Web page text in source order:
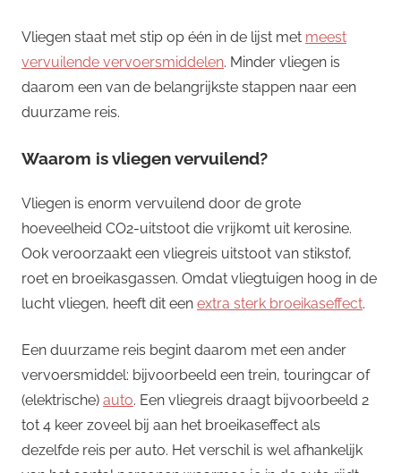
Vliegen staat met stip op één in de lijst met meest
vervuilende vervoersmiddelen. Minder vliegen is
daarom een van de belangrijkste stappen naar een
duurzame reis.
Waarom is vliegen vervuilend?
Vliegen is enorm vervuilend door de grote
hoeveelheid CO2-uitstoot die vrijkomt uit kerosine.
Ook veroorzaakt een vliegreis uitstoot van stikstof,
roet en broeikasgassen. Omdat vliegtuigen hoog in de
lucht vliegen, heeft dit een extra sterk broeikaseffect.
Een duurzame reis begint daarom met een ander
vervoersmiddel: bijvoorbeeld een trein, touringcar of
(elektrische) auto. Een vliegreis draagt bijvoorbeeld 2
tot 4 keer zoveel bij aan het broeikaseffect als
dezelfde reis per auto. Het verschil is wel afhankelijk